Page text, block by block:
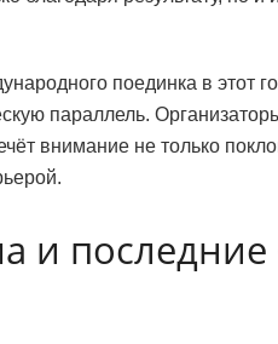
поединка в этот
параллель.
внимание не только
и последние